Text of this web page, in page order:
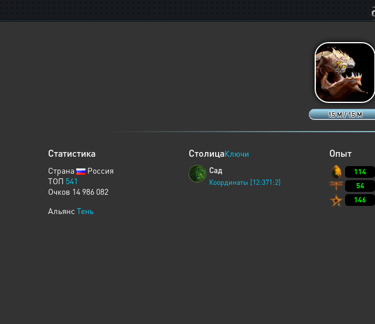
15 M / 15 M
Статистика
Страна
Россия
ТОП 541
Очков 14 986 082
Альянс Тень
СтолицаКлючи
Сад
Координаты [12:371:2]
Опыт
114
54
146